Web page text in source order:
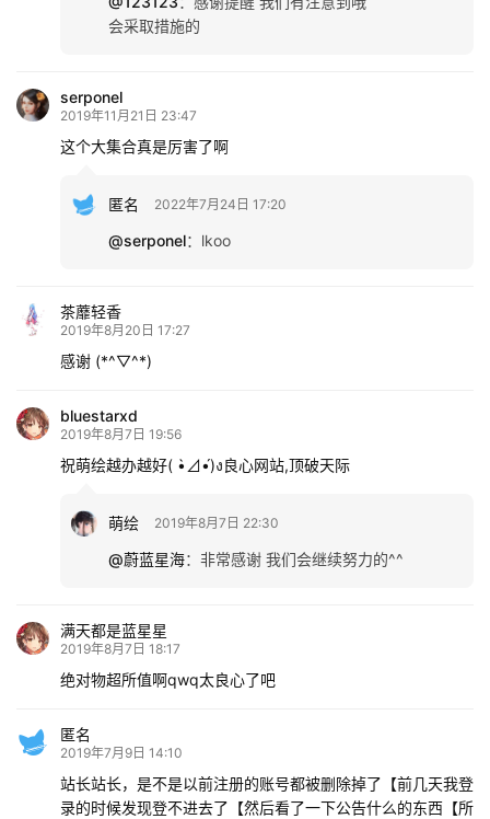
员
素
材
关
于
会采取措施的
serponel
2019年11月21日 23:47
这个大集合真是厉害了啊
匿名 2022年7月24日 17:20
@serponel： lkoo
茶蘼轻香
2019年8月20日 17:27
感谢 (*^▽^*)
bluestarxd
2019年8月7日 19:56
祝萌绘越办越好( •̀⊿•́)ง良心网站,顶破天际
萌绘 2019年8月7日 22:30
@蔚蓝星海： 非常感谢 我们会继续努力的^^
满天都是蓝星星
2019年8月7日 18:17
绝对物超所值啊qwq太良心了吧
匿名
2019年7月9日 14:10
站长站长，是不是以前注册的账号都被删除掉了【前几天我登
录的时候发现登不进去了【然后看了一下公告什么的东西【所